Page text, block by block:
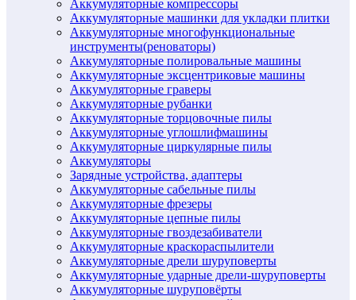
Аккумуляторные компрессоры
Аккумуляторные машинки для укладки плитки
Аккумуляторные многофункциональные
инструменты(реноваторы)
Аккумуляторные полировальные машины
Аккумуляторные эксцентриковые машины
Аккумуляторные граверы
Аккумуляторные рубанки
Аккумуляторные торцовочные пилы
Аккумуляторные углошлифмашины
Аккумуляторные циркулярные пилы
Аккумуляторы
Зарядные устройства, адаптеры
Аккумуляторные сабельные пилы
Аккумуляторные фрезеры
Аккумуляторные цепные пилы
Аккумуляторные гвоздезабиватели
Аккумуляторные краскораспылители
Аккумуляторные дрели шуруповерты
Аккумуляторные ударные дрели-шуруповерты
Аккумуляторные шуруповёрты